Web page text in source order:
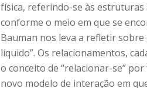
física, referindo-se às estruturas
conforme o meio em que se
Bauman nos leva a refletir
líquido”. Os relacionamentos,
o conceito de “relacionar-se”
novo modelo de interação em